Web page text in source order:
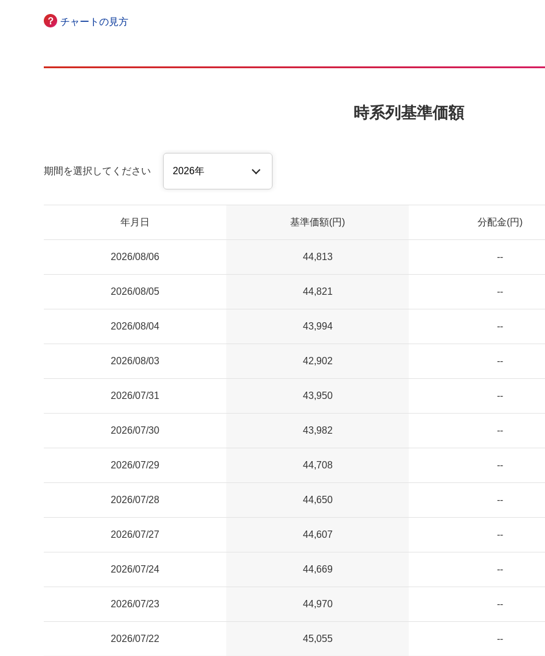
？ チャートの見方
時系列基準価額
期間を選択してください
年月日 基準価額(円) 分配金(円)
2026/08/06 44,813 --
2026/08/05 44,821 --
2026/08/04 43,994 --
2026/08/03 42,902 --
2026/07/31 43,950 --
2026/07/30 43,982 --
2026/07/29 44,708 --
2026/07/28 44,650 --
2026/07/27 44,607 --
2026/07/24 44,669 --
2026/07/23 44,970 --
2026/07/22 45,055 --